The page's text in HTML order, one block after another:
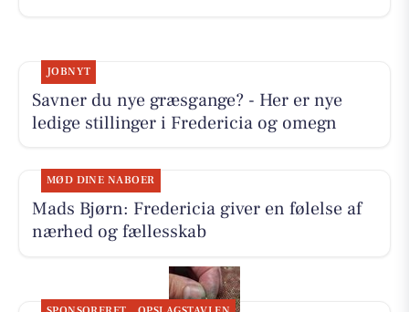
JOBNYT
Savner du nye græsgange? - Her er nye
ledige stillinger i Fredericia og omegn
MØD DINE NABOER
Mads Bjørn: Fredericia giver en følelse af
nærhed og fællesskab